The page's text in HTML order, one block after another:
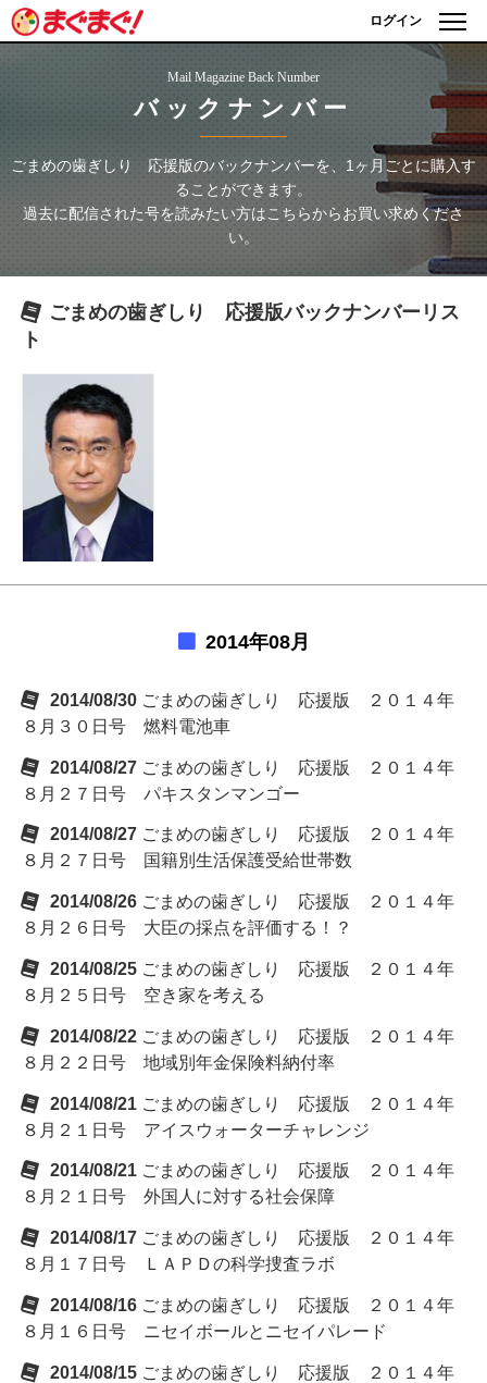
ログイン
Mail Magazine Back Number
バックナンバー
ごまめの歯ぎしり 応援版のバックナンバーを、1ヶ月ごとに購入す
ることができます。
過去に配信された号を読みたい方はこちらからお買い求めくださ
い。
ごまめの歯ぎしり 応援版バックナンバーリス
ト
2014年08月
2014/08/30 ごまめの歯ぎしり 応援版 ２０１４年
８月３０日号 燃料電池車
2014/08/27 ごまめの歯ぎしり 応援版 ２０１４年
８月２７日号 パキスタンマンゴー
2014/08/27 ごまめの歯ぎしり 応援版 ２０１４年
８月２７日号 国籍別生活保護受給世帯数
2014/08/26 ごまめの歯ぎしり 応援版 ２０１４年
８月２６日号 大臣の採点を評価する！？
2014/08/25 ごまめの歯ぎしり 応援版 ２０１４年
８月２５日号 空き家を考える
2014/08/22 ごまめの歯ぎしり 応援版 ２０１４年
８月２２日号 地域別年金保険料納付率
2014/08/21 ごまめの歯ぎしり 応援版 ２０１４年
８月２１日号 アイスウォーターチャレンジ
2014/08/21 ごまめの歯ぎしり 応援版 ２０１４年
８月２１日号 外国人に対する社会保障
2014/08/17 ごまめの歯ぎしり 応援版 ２０１４年
８月１７日号 ＬＡＰＤの科学捜査ラボ
2014/08/16 ごまめの歯ぎしり 応援版 ２０１４年
８月１６日号 ニセイボールとニセイパレード
2014/08/15 ごまめの歯ぎしり 応援版 ２０１４年